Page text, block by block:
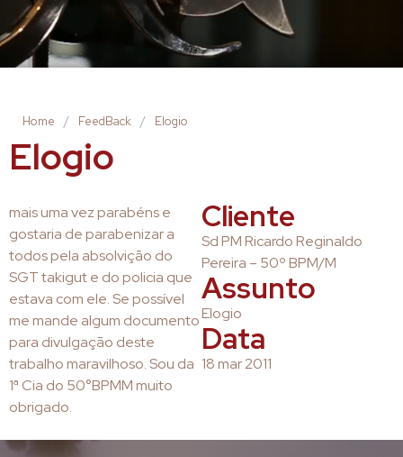
Home / FeedBack / Elogio
Elogio
mais uma vez parabéns e
gostaria de parabenizar a
todos pela absolvição do
SGT takigut e do policia que
estava com ele. Se possível
me mande algum documento
para divulgação deste
trabalho maravilhoso. Sou da
1ª Cia do 50°BPMM muito
obrigado.
Cliente
Sd PM Ricardo ReginaIdo
Pereira – 50º BPM/M
Assunto
Elogio
Data
18 mar 2011